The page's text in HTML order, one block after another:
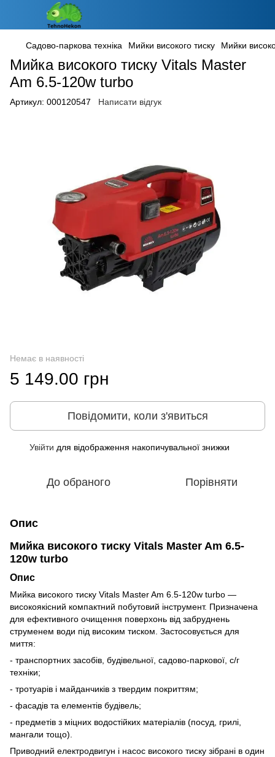
Садово-паркова техніка Мийки високого тиску Мийки
Мийка високого тиску Vitals Master
Am 6.5-120w turbo
Артикул: 000120547 Написати відгук
Немає в наявності
5 149.00 грн
Повідомити, коли з'явиться
Увійти для відображення накопичувальної знижки
До обраного Порівняти
Опис
Мийка високого тиску Vitals Master Am 6.5-
120w turbo
Опис
Мийка високого тиску Vitals Master Am 6.5-120w turbo —
високоякісний компактний побутовий інструмент. Призначена
для ефективного очищення поверхонь від забруднень
струменем води під високим тиском. Застосовується для
миття:
- транспортних засобів, будівельної, садово-паркової, с/г
техніки;
- тротуарів і майданчиків з твердим покриттям;
- фасадів та елементів будівель;
- предметів з міцних водостійких матеріалів (посуд, грилі,
мангали тощо).
Приводний електродвигун і насос високого тиску зібрані в один